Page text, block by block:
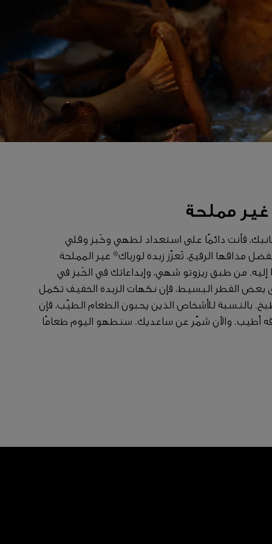
غير مملحة
فأنت دائمًا على استعداد لطهي وخَبز وقلي
مذاقها الرفيع، تُعزّز زبدة لورباك® غير المملحة
من طبق ريزوتو شهي، وإبداعاتك في الخَبز في
بعض الفطر البسيط، فإن نكهات الزبدة الخفيف تكمل
بالنسبة للأشخاص الذين يحبون الطعام الطيّب، فإن
أطيب. والآن شمّر عن ساعديك. سنطهو اليوم طعامًا